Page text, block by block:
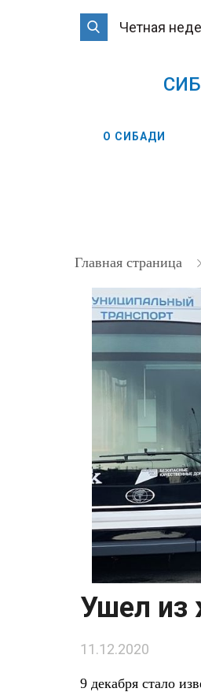
Четная
О СИБАДИ
Главная страница
Ушел из
11.12.2020
9 декабря стало